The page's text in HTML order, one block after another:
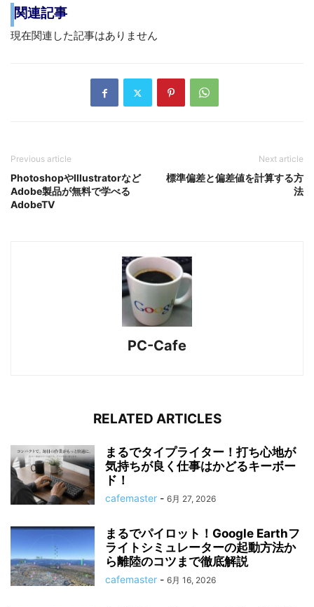
関連記事
現在関連した記事はありません
Previous article
PhotoshopやIllustratorなど
Adobe製品が無料で学べる
AdobeTV
Next article
標準偏差と偏差値を計算する方
法
PC-Cafe
RELATED ARTICLES
まるでタイプライター！打ち心地が
気持ちが良く仕事はかどるキーボー
ド！
cafemaster - 6月 27, 2026
まるでパイロット！Google Earthフ
ライトシミュレーターの起動方法か
ら離陸のコツまで徹底解説
cafemaster - 6月 16, 2026